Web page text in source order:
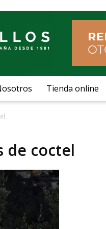
Tienda online
de coctel